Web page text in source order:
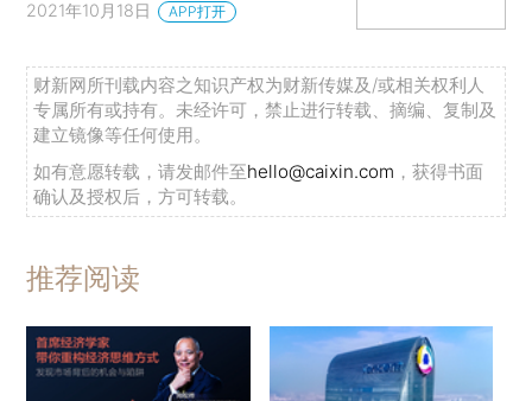
2021年10月18日 APP打开
财新网所刊载内容之知识产权为财新传媒及/或相关权利人
专属所有或持有。未经许可，禁止进行转载、摘编、复制及
建立镜像等任何使用。
如有意愿转载，请发邮件至hello@caixin.com ，获得书面
确认及授权后，方可转载。
推荐阅读